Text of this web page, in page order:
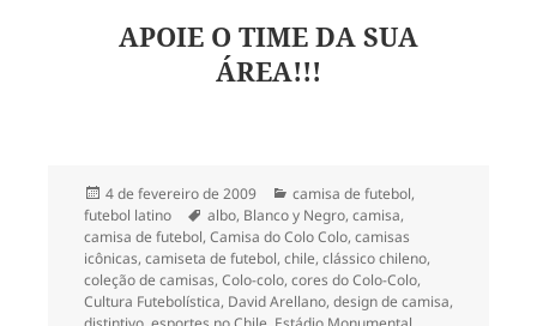
APOIE O TIME DA SUA
ÁREA!!!
Publicado
em
4 de fevereiro de 2009 Categorias
camisa de futebol,
futebol latino
Tags
albo, Blanco y Negro, camisa,
camisa de futebol, Camisa do Colo Colo, camisas
icônicas, camiseta de futebol, chile, clássico chileno,
coleção de camisas, Colo-colo, cores do Colo-Colo,
Cultura Futebolística, David Arellano, design de camisa,